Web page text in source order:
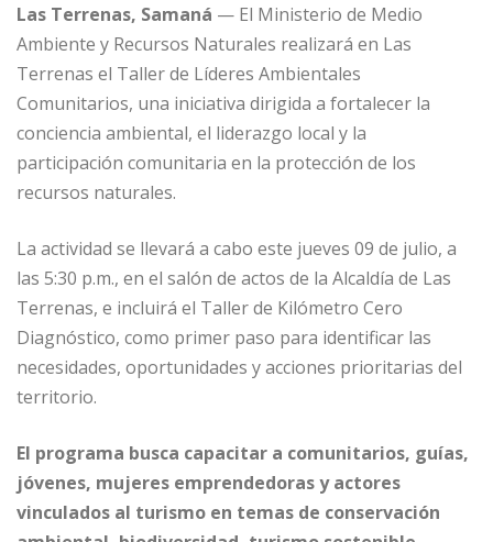
at
s
A
p
p
e
g
ra
m
c
e
b
o
o
k
ai
l
m
p
ar
ti
r
Las Terrenas, Samaná — El Ministerio de Medio
Ambiente y Recursos Naturales realizará en Las
Terrenas el Taller de Líderes Ambientales
Comunitarios, una iniciativa dirigida a fortalecer la
conciencia ambiental, el liderazgo local y la
participación comunitaria en la protección de los
recursos naturales.
La actividad se llevará a cabo este jueves 09 de julio, a
las 5:30 p.m., en el salón de actos de la Alcaldía de Las
Terrenas, e incluirá el Taller de Kilómetro Cero
Diagnóstico, como primer paso para identificar las
necesidades, oportunidades y acciones prioritarias del
territorio.
El programa busca capacitar a comunitarios, guías,
jóvenes, mujeres emprendedoras y actores
vinculados al turismo en temas de conservación